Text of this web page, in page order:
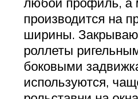
производится на
ширины.
роллеты
боковыми
используются,